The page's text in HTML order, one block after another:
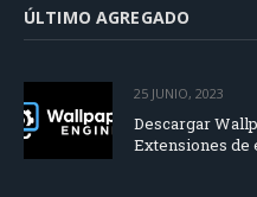
ÚLTIMO AGREGADO
25 JUNIO, 2023
Descargar
Extensiones de